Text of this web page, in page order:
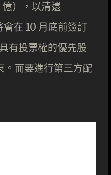
），以清還
在 10 月底前簽訂
有投票權的優先股
而要進行第三方配